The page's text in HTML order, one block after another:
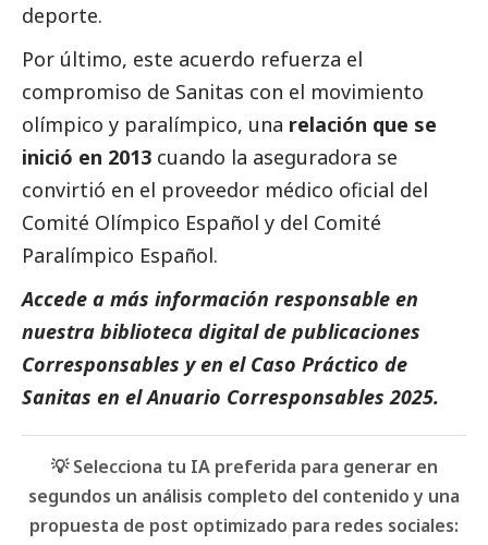
deporte.
Por último, este acuerdo refuerza el
compromiso de Sanitas con el movimiento
olímpico y paralímpico, una relación que se
inició en 2013 cuando la aseguradora se
convirtió en el proveedor médico oficial del
Comité Olímpico Español y del Comité
Paralímpico Español.
Accede a más información responsable en
nuestra biblioteca digital de publicaciones
Corresponsables y en el Caso Práctico de
Sanitas en elAnuario Corresponsables 2025.
💡 Selecciona tu IA preferida para generar en
segundos un análisis completo del contenido y una
propuesta de post optimizado para redes sociales: